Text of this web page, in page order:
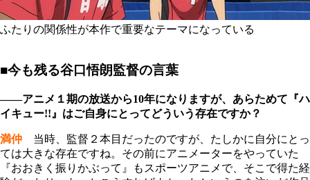
ふたりの関係性が本作で重要なテーマになっている
■今も残る谷口悟朗監督の言葉
――アニメ１期の放送から10年になりますが、あらためて『ハ
イキュー!!』はご自身にとってどういう存在ですか？
満仲 当時、監督２本目だったのですが、たしかに自分にとっ
ては大きな存在ですね。その前にアニメーターをやっていた
『おおきく振りかぶって』もスポーツアニメで、そこで得た経